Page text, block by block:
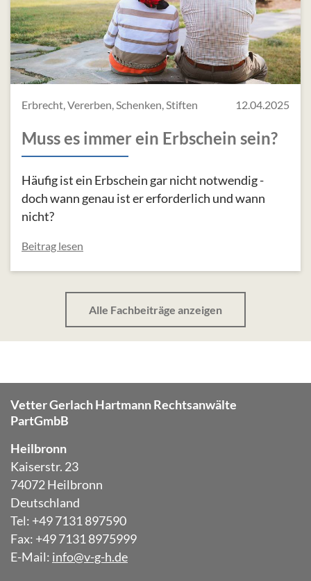
Erbrecht, Vererben, Schenken, Stiften 12.04.2025
Muss es immer ein Erbschein sein?
Häufig ist ein Erbschein gar nicht notwendig -
doch wann genau ist er erforderlich und wann
nicht?
Beitrag lesen
Alle Fachbeiträge anzeigen
Vetter Gerlach Hartmann Rechtsanwälte
PartGmbB
Heilbronn
Kaiserstr. 23
74072 Heilbronn
Deutschland
Tel: +49 7131 897590
Fax: +49 7131 8975999
E-Mail: info@v-g-h.de